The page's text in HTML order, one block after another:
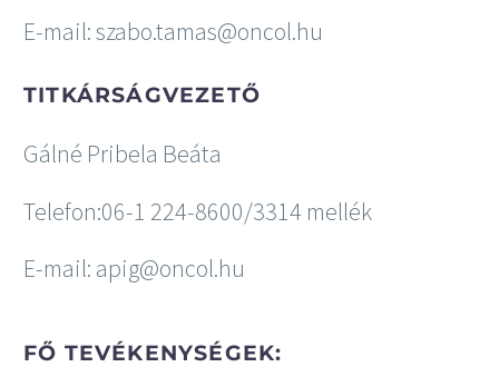
E-mail: szabo.tamas@oncol.hu
TITKÁRSÁGVEZETŐ
Gálné Pribela Beáta
Telefon:06-1 224-8600/3314 mellék
E-mail: apig@oncol.hu
FŐ TEVÉKENYSÉGEK: